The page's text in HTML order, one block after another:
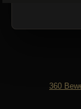
360